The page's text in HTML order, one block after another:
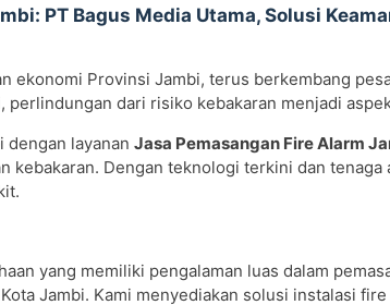
PT Bagus Media Utama, Solusi
ekonomi Provinsi Jambi, terus berkembang
dari risiko kebakaran menjadi
dengan layanan Jasa Pemasangan Fire Alarm
kebakaran. Dengan teknologi terkini dan tenaga
yang memiliki pengalaman luas dalam
Jambi. Kami menyediakan solusi instalasi